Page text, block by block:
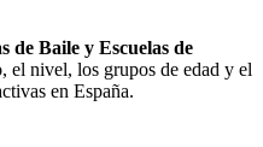
de Baile y Escuelas de
el nivel, los grupos de edad y el
en España.